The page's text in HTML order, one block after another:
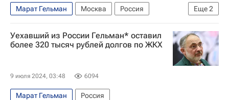
Еще2
Марат Гельман Москва
Россия
Московский городской суд
Telegram
Уехавший из России Гельман* оставил
более 320 тысяч рублей долгов по ЖКХ
9 июля 2024, 03:48 6094
Марат Гельман Россия